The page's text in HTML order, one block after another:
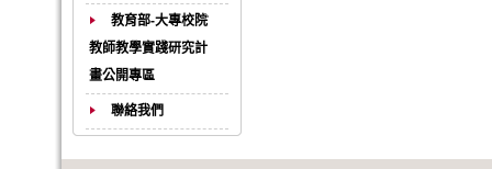
教育部-大專校院
教師教學實踐研究計
畫公開專區
聯絡我們